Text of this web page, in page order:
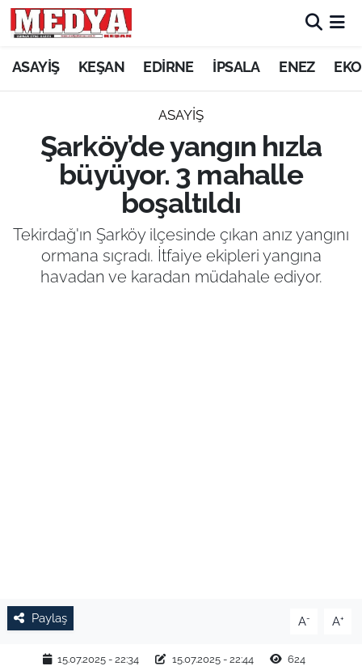
ASAYİŞ KEŞAN EDİRNE İPSALA ENEZ
ASAYİŞ
Şarköy’de yangın hızla
büyüyor. 3 mahalle
boşaltıldı
Tekirdağ'ın Şarköy ilçesinde çıkan anız yangını
ormana sıçradı. İtfaiye ekipleri yangına
havadan ve karadan müdahale ediyor.
Paylaş A- A+
15.07.2025 - 22:34 15.07.2025 - 22:44 624
KEŞAN
ASAYİŞ
SİYASET
GÜNDEM
EKONOMİ